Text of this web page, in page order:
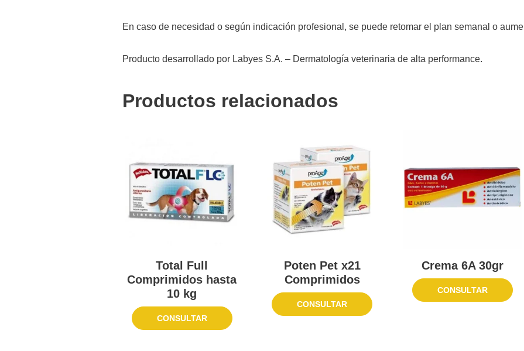
En caso de necesidad o según indicación profesional, se puede retomar el plan semanal o
Producto desarrollado por Labyes S.A. – Dermatología veterinaria de alta performance.
Productos relacionados
Total Full
Comprimidos hasta
10 kg
CONSULTAR
Poten Pet x21
Comprimidos
CONSULTAR
Crema 6A 30gr
CONSULTAR